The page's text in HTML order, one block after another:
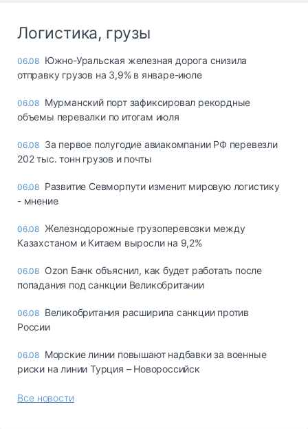
Логистика, грузы
06.08 Южно-Уральская железная дорога снизила
отправку грузов на 3,9% в январе-июле
06.08 Мурманский порт зафиксировал рекордные
объемы перевалки по итогам июля
06.08 За первое полугодие авиакомпании РФ перевезли
202 тыс. тонн грузов и почты
06.08 Развитие Севморпути изменит мировую логистику
- мнение
06.08 Железнодорожные грузоперевозки между
Казахстаном и Китаем выросли на 9,2%
06.08 Ozon Банк объяснил, как будет работать после
попадания под санкции Великобритании
06.08 Великобритания расширила санкции против
России
06.08 Морские линии повышают надбавки за военные
риски на линии Турция – Новороссийск
Все новости